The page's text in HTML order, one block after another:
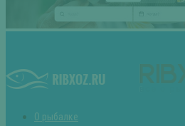
О рыбалке